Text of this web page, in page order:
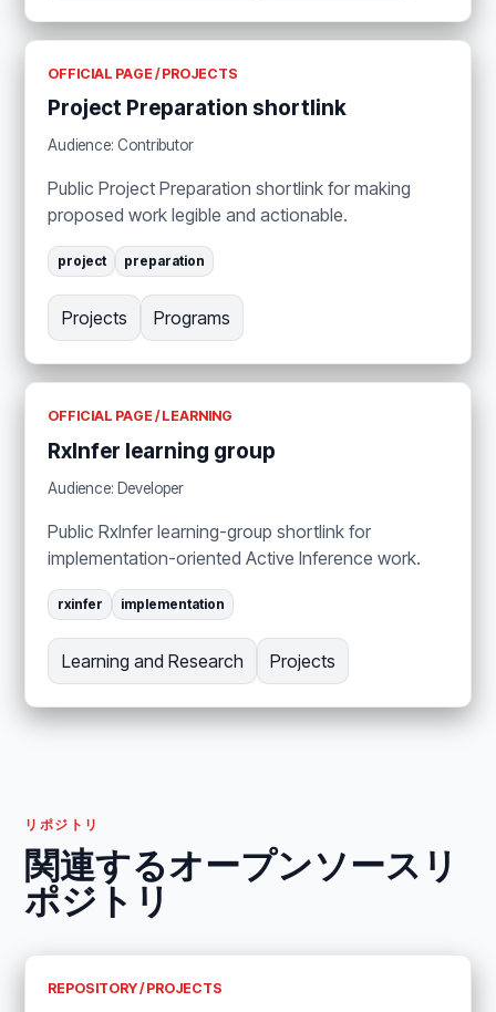
OFFICIAL PAGE / PROJECTS
Project Preparation shortlink
Audience: Contributor
Public Project Preparation shortlink for making
proposed work legible and actionable.
project preparation
Projects Programs
OFFICIAL PAGE / LEARNING
RxInfer learning group
Audience: Developer
Public RxInfer learning-group shortlink for
implementation-oriented Active Inference work.
rxinfer implementation
Learning and Research Projects
リポジトリ
関連するオープンソースリ
ポジトリ
REPOSITORY / PROJECTS